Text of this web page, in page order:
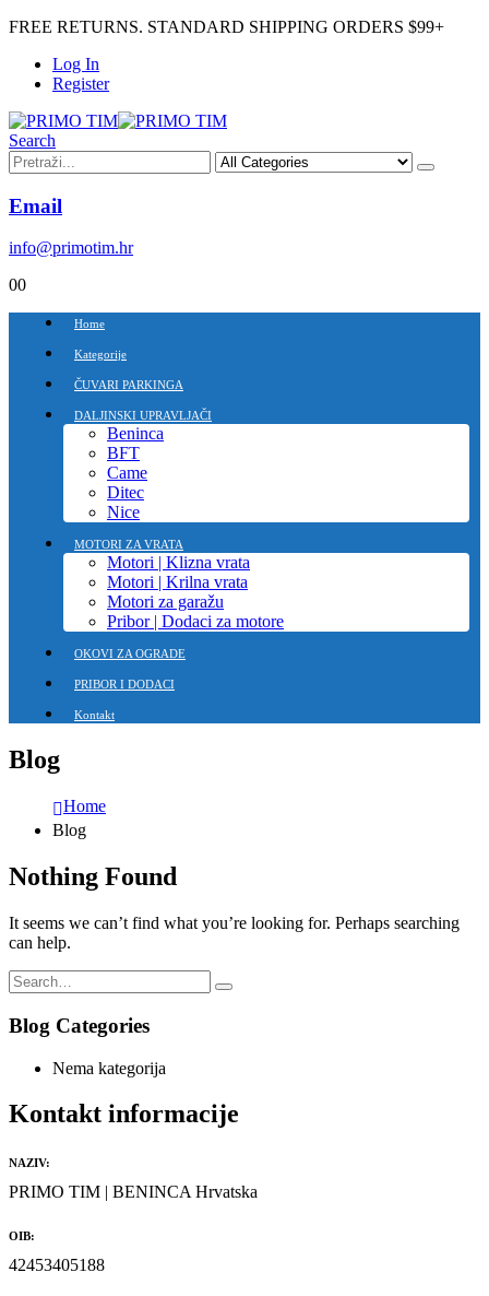
FREE RETURNS. STANDARD SHIPPING ORDERS $99+
Log In
Register
Search
Email
info@primotim.hr
00
Home
Kategorije
ČUVARI PARKINGA
DALJINSKI UPRAVLJAČI
Beninca
BFT
Came
Ditec
Nice
MOTORI ZA VRATA
Motori | Klizna vrata
Motori | Krilna vrata
Motori za garažu
Pribor | Dodaci za motore
OKOVI ZA OGRADE
PRIBOR I DODACI
Kontakt
Blog
Home
Blog
Nothing Found
It seems we can’t find what you’re looking for. Perhaps searching
can help.
Blog Categories
Nema kategorija
Kontakt informacije
NAZIV:
PRIMO TIM | BENINCA Hrvatska
OIB:
42453405188